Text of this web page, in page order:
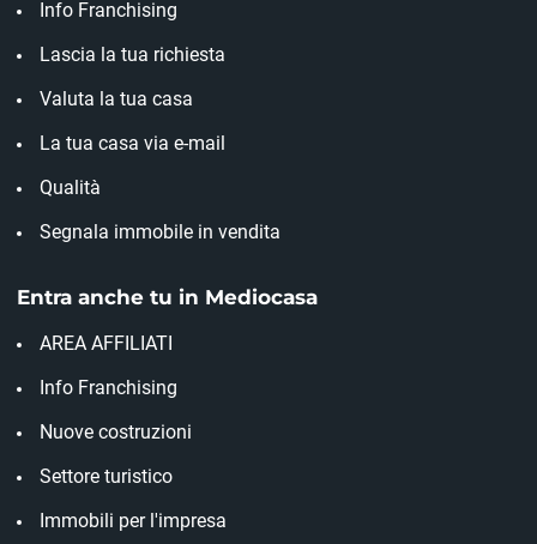
Info Franchising
Lascia la tua richiesta
Valuta la tua casa
La tua casa via e-mail
Qualità
Segnala immobile in vendita
Entra anche tu in Mediocasa
AREA AFFILIATI
Info Franchising
Nuove costruzioni
Settore turistico
Immobili per l'impresa